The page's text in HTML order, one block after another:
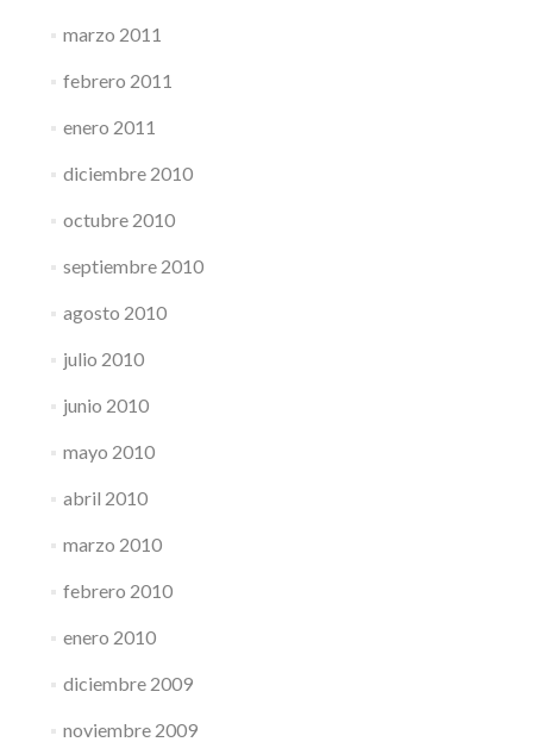
marzo 2011
febrero 2011
enero 2011
diciembre 2010
octubre 2010
septiembre 2010
agosto 2010
julio 2010
junio 2010
mayo 2010
abril 2010
marzo 2010
febrero 2010
enero 2010
diciembre 2009
noviembre 2009